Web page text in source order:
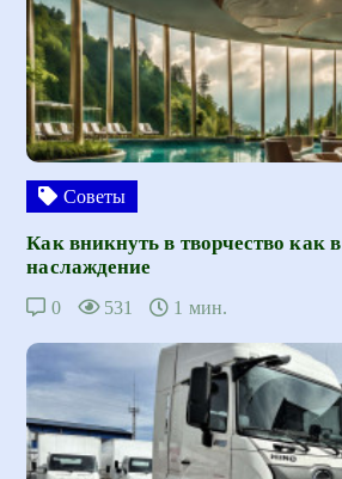
Советы
Как вникнуть в творчество как в
наслаждение
0 531 1 мин.